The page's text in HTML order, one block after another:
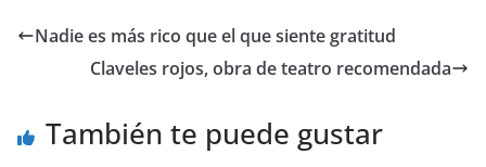
e
b
o
er l s
A
p
gr
a
y
Li
k
Nadie es más rico que el que siente gratitud
Claveles rojos, obra de teatro recomendada
También te puede gustar